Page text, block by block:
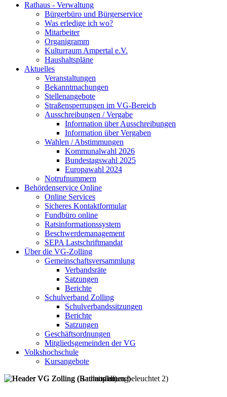
Rathaus - Verwaltung
Bürgerbüro und Bürgerservice
Was erledige ich wo?
Mitarbeiter
Organigramm
Kulturraum Ampertal e.V.
Haushaltspläne
Aktuelles
Veranstaltungen
Bekanntmachungen
Stellenangebote
Straßensperrungen im VG-Bereich
Ausschreibungen / Vergabe
Information über Ausschreibungen
Information über Vergaben
Wahlen / Abstimmungen
Kommunalwahl 2026
Bundestagswahl 2025
Europawahl 2024
Notrufnummern
Behördenservice Online
Online Services
Sicheres Kontaktformular
Fundbüro online
Ratsinformationssystem
Beschwerdemanagement
SEPA Lastschriftmandat
Über die VG-Zolling
Gemeinschaftsversammlung
Verbandsräte
Satzungen
Berichte
Schulverband Zolling
Schulverbandssitzungen
Berichte
Satzungen
Geschäftsordnungen
Mitgliedsgemeinden der VG
Volkshochschule
Kursangebote